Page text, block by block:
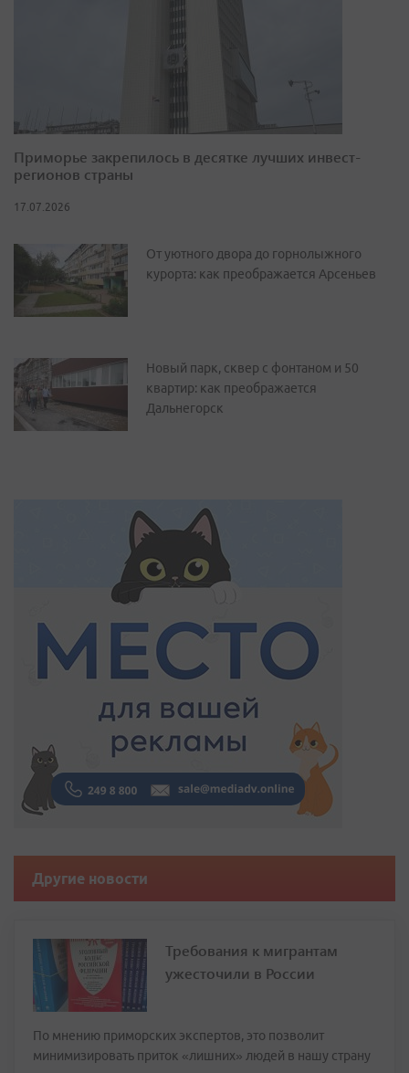
Приморье закрепилось в десятке лучших инвест-
регионов страны
17.07.2026
От уютного двора до горнолыжного
курорта: как преображается Арсеньев
Новый парк, сквер с фонтаном и 50
квартир: как преображается
Дальнегорск
Другие новости
Требования к мигрантам
ужесточили в России
По мнению приморских экспертов, это позволит
минимизировать приток «лишних» людей в нашу страну